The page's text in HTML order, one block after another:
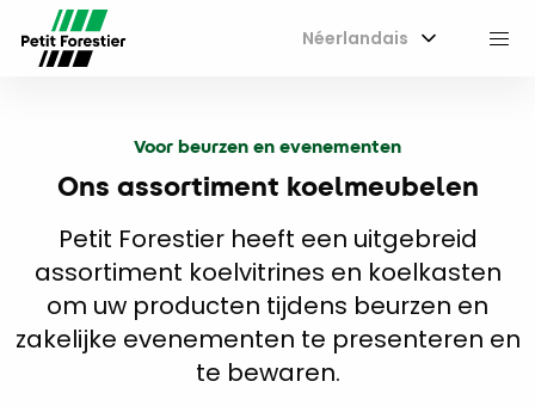
Néerlandais
Voor beurzen en evenementen
Ons assortiment koelmeubelen
Petit Forestier heeft een uitgebreid
assortiment koelvitrines en koelkasten
om uw producten tijdens beurzen en
zakelijke evenementen te presenteren en
te bewaren.